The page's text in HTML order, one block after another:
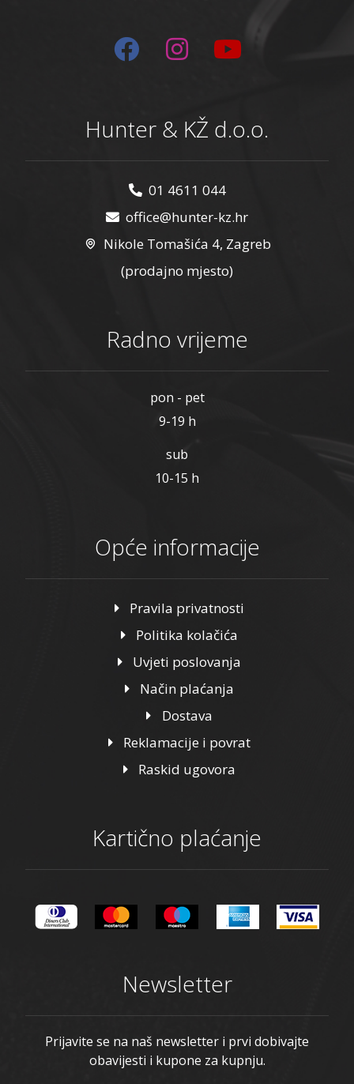
Hunter & KŽ d.o.o.
01 4611 044
office@hunter-kz.hr
Nikole Tomašića 4, Zagreb
(prodajno mjesto)
Radno vrijeme
pon - pet
9-19 h
sub
10-15 h
Opće informacije
Pravila privatnosti
Politika kolačića
Uvjeti poslovanja
Način plaćanja
Dostava
Reklamacije i povrat
Raskid ugovora
Kartično plaćanje
Newsletter
Prijavite se na naš newsletter i prvi dobivajte
obavijesti i kupone za kupnju.